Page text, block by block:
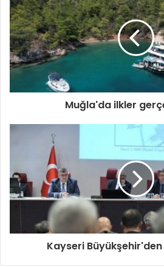
Muğla'da ilkler
Kayseri